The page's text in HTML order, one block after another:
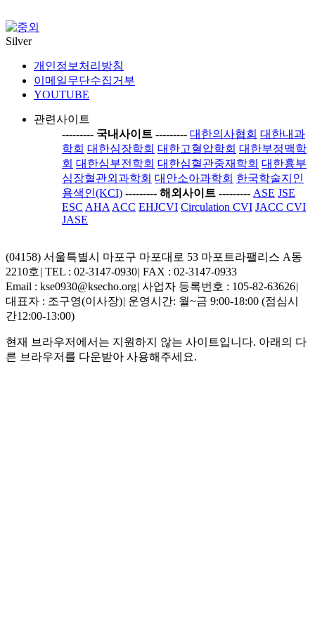
Silver
개인정보처리방침
이메일무단수집거부
YOUTUBE
관련사이트
--------- 국내사이트 --------- 대한의사협회 대한내과
학회 대한심장학회 대한고혈압학회 대한부정맥학
회 대한심부전학회 대한심혈관중재학회 대한흉부
심장혈관외과학회 대안소아과학회 한국학술지인
용색인(KCI) --------- 해외사이트 --------- ASE JSE
ESC AHA ACC EHJCVI Circulation CVI JACC CVI
JASE
(04158) 서울특별시 마포구 마포대로 53 마포트라팰리스 A동
2210호 | TEL : 02-3147-0930| FAX : 02-3147-0933
Email : kse0930@ksecho.org| 사업자 등록번호 : 105-82-63626|
대표자 : 조구영(이사장)| 운영시간: 월~금 9:00-18:00 (점심시
간12:00-13:00)
현재 브라우저에서는 지원하지 않는 사이트입니다. 아래의 다
른 브라우저를 다운받아 사용해주세요.